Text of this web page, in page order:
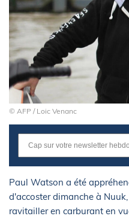
© AFP / Loic Venanc
Paul Watson a été
d'accoster dimanche à
ravitailler en carburant en